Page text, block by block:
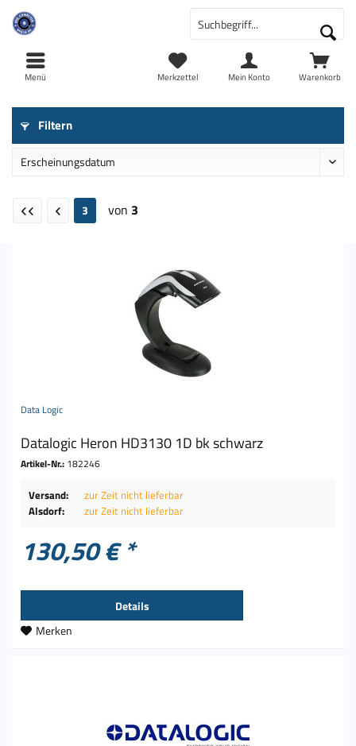
Warenkorb
Merkzettel Mein Konto
Menü
Filtern
3 von 3
Data Logic
Datalogic Heron HD3130 1D bk schwarz
Artikel-Nr.: 182246
Versand:
zur Zeit nicht lieferbar
Alsdorf:
zur Zeit nicht lieferbar
130,50 € *
Details
Merken